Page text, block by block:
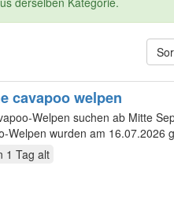
cavapoo welpen
Welpen suchen ab Mitte
Welpen wurden am 16.07.2026
1 Tag alt